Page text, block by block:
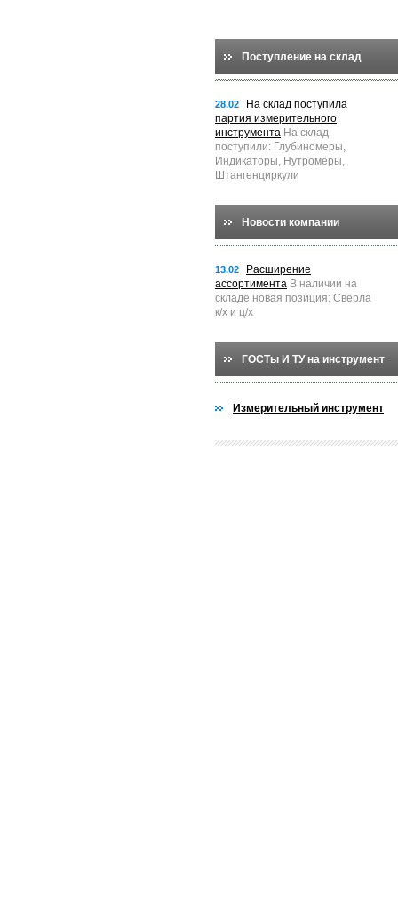
Поступление на склад
28.02
На склад поступила
партия измерительного
инструмента На склад
поступили: Глубиномеры,
Индикаторы, Нутромеры,
Штангенциркули
Новости компании
13.02
Расширение
ассортимента В наличии на
складе новая позиция: Сверла
к/х и ц/х
ГОСТы И ТУ на инструмент
Измерительный инструмент